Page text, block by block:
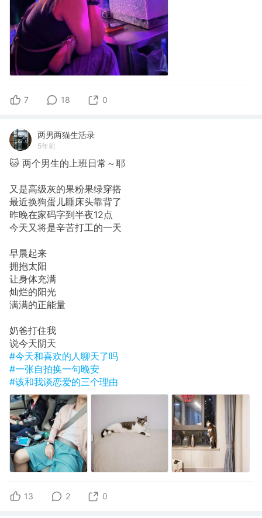
7 18 0
两男两猫生活录
5年前
🐱 两个男生的上班日常～耶
又是高级灰的果粉果绿穿搭
最近换狗蛋儿睡床头靠背了
昨晚在家码字到半夜12点
今天又将是辛苦打工的一天
早晨起来
拥抱太阳
让身体充满
灿烂的阳光
满满的正能量
奶爸打住我
说今天阴天
#今天和喜欢的人聊天了吗
#一张自拍换一句晚安
#该和我谈恋爱的三个理由
13 2 0